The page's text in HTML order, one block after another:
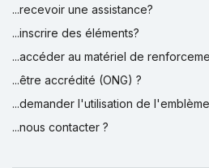
...recevoir une assistance?
...inscrire des éléments?
...accéder au matériel de
...être accrédité (ONG) ?
...demander l'utilisation de
...nous contacter ?